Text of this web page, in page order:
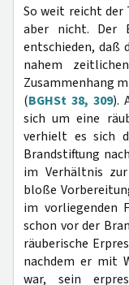
So weit reicht der
aber nicht. Der
entschieden, daß
nahem
Zusammenhang
(BGHSt 38, 309).
sich um eine
verhielt es sich
Brandstiftung
im Verhältnis
bloße
im vorliegenden
schon vor der
räuberische
nachdem er mit
war, sein